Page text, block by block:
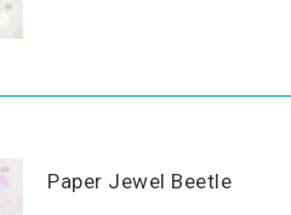
Paper Jewel Beetle